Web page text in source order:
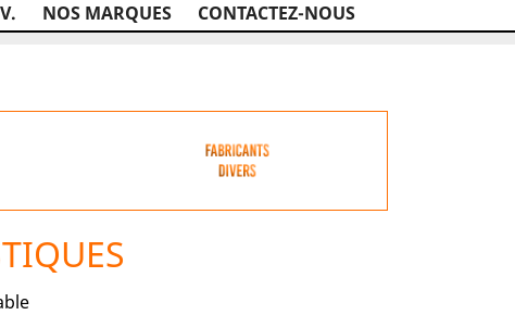
NOS MARQUES CONTACTEZ-NOUS